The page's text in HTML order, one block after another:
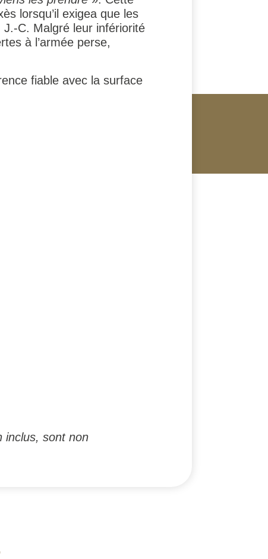
lorsqu’il exigea que les
C. Malgré leur infériorité
à l’armée perse,
fiable avec la surface
inclus, sont non